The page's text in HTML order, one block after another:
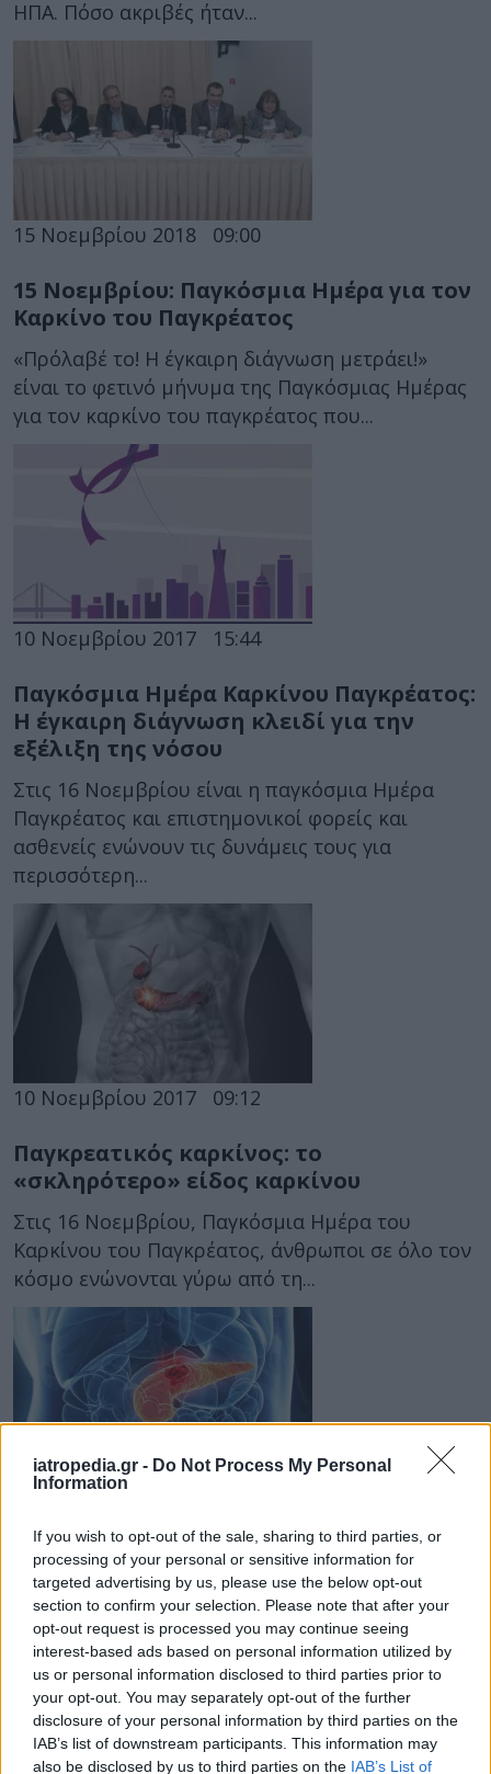
iatropedia.gr - Do Not Process My Personal
Information
If you wish to opt-out of the sale, sharing to third parties, or
processing of your personal or sensitive information for
targeted advertising by us, please use the below opt-out
section to confirm your selection. Please note that after your
opt-out request is processed you may continue seeing
interest-based ads based on personal information utilized by
us or personal information disclosed to third parties prior to
your opt-out. You may separately opt-out of the further
disclosure of your personal information by third parties on the
IAB’s list of downstream participants. This information may
also be disclosed by us to third parties on the IAB’s List of
ΗΠΑ. Πόσο ακριβές ήταν...
15 Νοεμβρίου 2018 09:00
15 Νοεμβρίου: Παγκόσμια Ημέρα για τον
Καρκίνο του Παγκρέατος
«Πρόλαβέ το! Η έγκαιρη διάγνωση μετράει!»
είναι το φετινό μήνυμα της Παγκόσμιας Ημέρας
για τον καρκίνο του παγκρέατος που...
10 Νοεμβρίου 2017 15:44
Παγκόσμια Ημέρα Καρκίνου Παγκρέατος:
Η έγκαιρη διάγνωση κλειδί για την
εξέλιξη της νόσου
Στις 16 Νοεμβρίου είναι η παγκόσμια Ημέρα
Παγκρέατος και επιστημονικοί φορείς και
ασθενείς ενώνουν τις δυνάμεις τους για
περισσότερη...
10 Νοεμβρίου 2017 09:12
Παγκρεατικός καρκίνος: το
«σκληρότερο» είδος καρκίνου
Στις 16 Νοεμβρίου, Παγκόσμια Ημέρα του
Καρκίνου του Παγκρέατος, άνθρωποι σε όλο τον
κόσμο ενώνονται γύρω από τη...
Καρκίνος παγκρέατος: Η πρόοδος οδηγεί
σε καλύτερη πρόγνωση
Ο καρκίνος του παγκρέατος αποτελεί έναν από
τους πλέον δύσκολους καρκίνους με τη
συχνότητά του να αυξάνει συνεχώς. Είναι...